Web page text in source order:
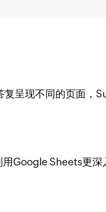
呈现不同的页面，
Google Sheets更深